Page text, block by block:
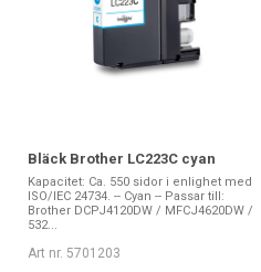
Bläck Brother LC223C cyan
Kapacitet: Ca. 550 sidor i enlighet med
ISO/IEC 24734. -- Cyan -- Passar till:
Brother DCPJ4120DW / MFCJ4620DW /
532...
Art nr. 5701203